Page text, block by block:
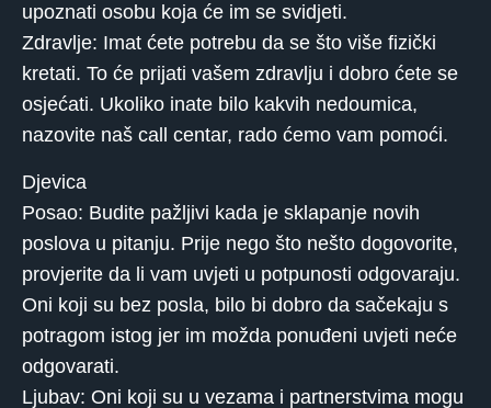
upoznati osobu koja će im se svidjeti.
Zdravlje: Imat ćete potrebu da se što više fizički
kretati. To će prijati vašem zdravlju i dobro ćete se
osjećati. Ukoliko inate bilo kakvih nedoumica,
nazovite naš call centar, rado ćemo vam pomoći.
Djevica
Posao: Budite pažljivi kada je sklapanje novih
poslova u pitanju. Prije nego što nešto dogovorite,
provjerite da li vam uvjeti u potpunosti odgovaraju.
Oni koji su bez posla, bilo bi dobro da sačekaju s
potragom istog jer im možda ponuđeni uvjeti neće
odgovarati.
Ljubav: Oni koji su u vezama i partnerstvima mogu